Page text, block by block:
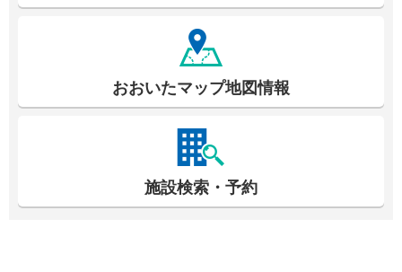
おおいたマップ地図情報
施設検索・予約